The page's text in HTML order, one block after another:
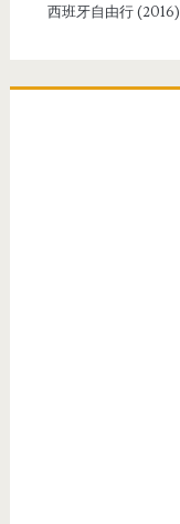
r
西班牙自由行 (2016)